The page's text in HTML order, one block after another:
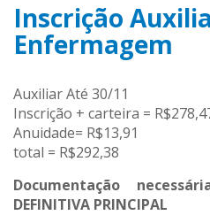
Inscrição
Enfermagem
Auxiliar Até 30/11
Inscrição + carteira =
Anuidade= R$13,91
total = R$292,38
Documentação
DEFINITIVA PRINCIPAL